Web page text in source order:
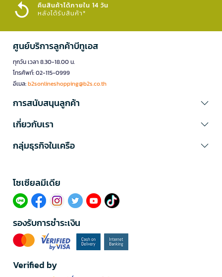
คืนสินค้าได้ภายใน 14 วัน
หลังได้รับสินค้า*
ศูนย์บริการลูกค้าบีทูเอส
ทุกวัน เวลา 8.30-18.00 น.
โทรศัพท์: 02-115-0999
อีเมล:b2sonlineshopping@b2s.co.th
การสนับสนุนลูกค้า
เกี่ยวกับเรา
กลุ่มธุรกิจในเครือ
โซเซียลมีเดีย​
รองรับการชำระเงิน
Verified by